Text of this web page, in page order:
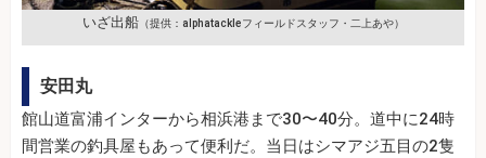
いざ出船（提供：alphatackleフィールドスタッフ・二上あや）
安田丸
館山道富浦インターから相浜港まで30〜40分。道中に24時
間営業の釣具屋もあって便利だ。当日はシマアジ五目の2隻